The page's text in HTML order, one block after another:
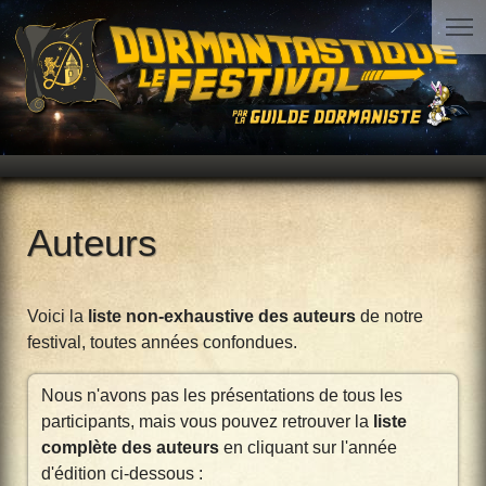
Auteurs
Voici la liste non-exhaustive des auteurs de notre
festival, toutes années confondues.
Nous n'avons pas les présentations de tous les
participants, mais vous pouvez retrouver la liste
complète des auteurs en cliquant sur l'année
d'édition ci-dessous :